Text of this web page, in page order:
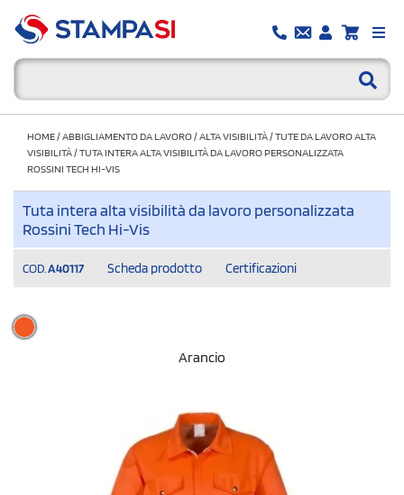
HOME/ABBIGLIAMENTO DA LAVORO/ALTA VISIBILITÀ/TUTE DA LAVORO ALTA
VISIBILITÀ/TUTA INTERA ALTA VISIBILITÀ DA LAVORO PERSONALIZZATA
ROSSINI TECH HI-VIS
Tuta intera alta visibilità da lavoro personalizzata
Rossini Tech Hi-Vis
COD. A40117 Scheda prodotto Certificazioni
Arancio